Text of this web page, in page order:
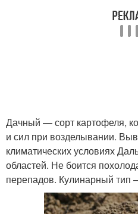
Дачный — сорт картофеля,
и сил при возделывании.
климатических условиях
областей. Не боится
перепадов. Кулинарный